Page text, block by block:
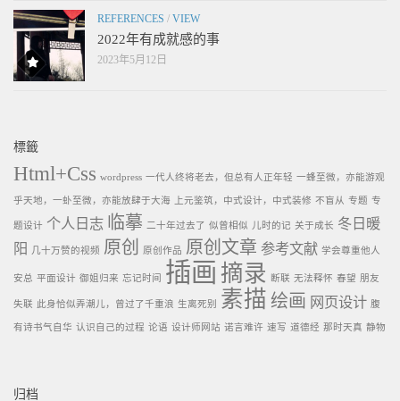
REFERENCES / VIEW
2022年有成就感的事
2023年5月12日
標籤
Html+Css wordpress 一代人终将老去，但总有人正年轻 一蜂至微，亦能游观
乎天地，一虲至微，亦能放肆于大海 上元鉴筑，中式设计，中式装修 不盲从 专题 专
题设计 个人日志 临摹 二十年过去了 似曾相似 儿时的记 关于成长 冬日暖
阳
几十万赞的视频 原创 原创作品 原创文章 参考文献 学会尊重他人
安总 平面设计 御姐归来 忘记时间 插画 摘录 断联 无法释怀 春望 朋友
失联 此身恰似弄潮儿，曾过了千重浪 生离死别 素描 绘画 网页设计 腹
有诗书气自华 认识自己的过程 论语 设计师网站 诺言难许 速写 道德经 那时天真 静物
归档